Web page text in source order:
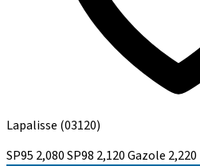
Lapalisse (03120)
SP95 2,080SP98 2,120Gazole 2,220